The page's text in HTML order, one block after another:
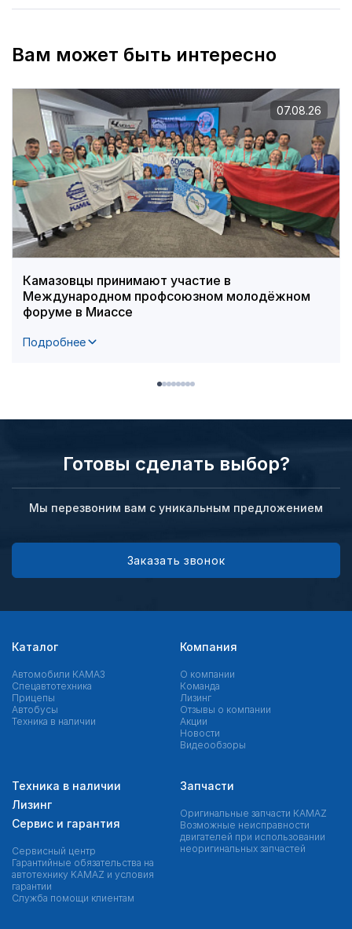
Вам может быть интересно
Камазовцы принимают участие в
Международном профсоюзном молодёжном
форуме в Миассе
Подробнее
07.08.26
Готовы сделать выбор?
Мы перезвоним вам с уникальным предложением
Заказать звонок
Каталог
Автомобили КАМАЗ
Спецавтотехника
Прицепы
Автобусы
Техника в наличии
Компания
О компании
Команда
Лизинг
Отзывы о компании
Акции
Новости
Видеообзоры
Техника в наличии
Лизинг
Сервис и гарантия
Сервисный центр
Гарантийные обязательства на
автотехнику KAMAZ и условия
гарантии
Служба помощи клиентам
Запчасти
Оригинальные запчасти КAMAZ
Возможные неисправности
двигателей при использовании
неоригинальных запчастей